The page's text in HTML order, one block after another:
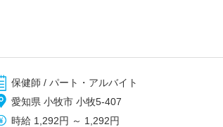
保健師 / パート・アルバイト
愛知県 小牧市 小牧5-407
時給 1,292円 ～ 1,292円